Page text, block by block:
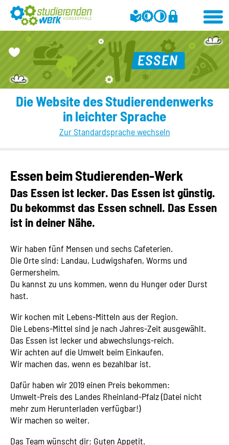
Die Website des Studierendenwerks
in leichter Sprache
Zur Standardsprache wechseln
Essen beim Studierenden-Werk
Das Essen ist lecker. Das Essen ist günstig.
Du bekommst das Essen schnell. Das Essen
ist in deiner Nähe.
Wir haben fünf Mensen und sechs Cafeterien.
Die Orte sind: Landau, Ludwigshafen, Worms und
Germersheim.
Du kannst zu uns kommen, wenn du Hunger oder Durst
hast.
Wir kochen mit Lebens-Mitteln aus der Region.
Die Lebens-Mittel sind je nach Jahres-Zeit ausgewählt.
Das Essen ist lecker und abwechslungs-reich.
Wir achten auf die Umwelt beim Einkaufen.
Wir machen das, wenn es bezahlbar ist.
Dafür haben wir 2019 einen Preis bekommen:
Umwelt-Preis des Landes Rheinland-Pfalz (Datei nicht
mehr zum Herunterladen verfügbar!)
Wir machen so weiter.
Das Team wünscht dir: Guten Appetit.